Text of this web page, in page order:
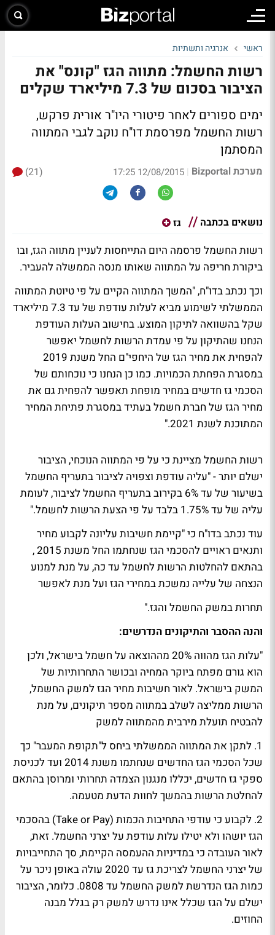
ראשי אנרגיה ותשתיות
רשות החשמל: מתווה הגז "קונס" את
הציבור בסכום של 7.3 מיליארד שקלים
ימים ספורים לאחר פיטורי היו"ר אורית פרקש,
רשות החשמל מפרסמת דו"ח נוקב לגבי המתווה
המסתמן
מערכת Bizportal |
12/08/2015 17:25
(21)
נושאים בכתבה גז
רשות החשמל פרסמה היום התייחסות לעניין מתווה הגז, ובו
ביקורת חריפה על המתווה שאותו מנסה הממשלה להעביר.
וכך נכתב בדו"ח, "המשך המתווה הקיים על פי טיוטת המתווה
הממשלתי לשימוע מביא לעלות עודפת של עד 7.3 מיליארד
שקל בהשוואה לתיקון המוצע. בחישוב העלות העודפת
הנחנו שהתיקון על פי עמדת הרשות לחשמל יאפשר
להפחית את מחיר הגז של היחפי"ם החל משנת 2019
במסגרת הפחתת הכמויות. כמו כן הנחנו כי נוכחותם של
הסכמי גז חדשים במחיר מופחת תאפשר להפחית גם את
מחיר הגז של חברת חשמל בעתיד במסגרת פתיחת המחיר
המתוכנת לשנת 2021."
רשות החשמל מציינת כי על פי המתווה הנוכחי, הציבור
ישלם יותר - "עליה עודפת וצפויה לציבור בתעריף החשמל
בשיעור של עד 6% בקירוב בתעריף החשמל לציבור, לעומת
עליה של עד 1.75% בלבד על פי הצעת הרשות לחשמל."
עוד נכתב בדו"ח כי "קיימת חשיבות עליונה לקבוע מחיר
ותנאים ראויים להסכמי הגז שנחתמו החל משנת 2015 ,
בהתאם להחלטות הרשות לחשמל עד כה, על מנת למנוע
הנצחה של עלייה נמשכת במחירי הגז ועל מנת לאפשר
תחרות במשק החשמל והגז."
והנה ההסבר והתיקונים הנדרשים:
"עלות הגז מהווה 20% מההוצאה על חשמל בישראל, ולכן
הוא גורם מפתח ביוקר המחיה ובכושר התחרותיות של
המשק בישראל. לאור חשיבות מחיר הגז למשק החשמל,
הרשות ממליצה לשלב במתווה מספר תיקונים, על מנת
להבטיח תועלת מירבית מהמתווה למשק
1. לתקן את המתווה הממשלתי ביחס ל"תקופת המעבר" כך
שכל הסכמי הגז החדשים שנחתמו משנת 2014 ועד לכניסת
ספקי גז חדשים, יכללו מנגנון הצמדה תחרותי ומרוסן בהתאם
להחלטת הרשות בהמשך לחוות הדעת מטעמה.
2. לקבוע כי עודפי התחיבות הכמות (Take or Pay) בהסכמי
הגז יושהו ולא יטילו עלות עודפת על יצרני החשמל. זאת,
לאור העובדה כי במדיניות ההעמסה הקיימת, סך התחייבויות
של יצרני החשמל לצריכת גז עד 2020 עולה באופן ניכר על
כמות הגז הנדרשת למשק החשמל עד 0808. כלומר, הציבור
ישלם על הגז שכלל אינו נדרש למשק רק בגלל מבנה
החוזים.